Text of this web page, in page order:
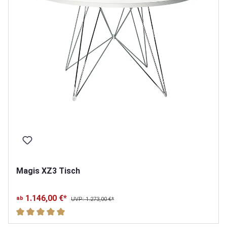
Magis XZ3 Tisch
ab 1.146,00 €* UVP: 1.273,00 €*
Durchschnittliche Bewertung von 5 von 5 Sternen